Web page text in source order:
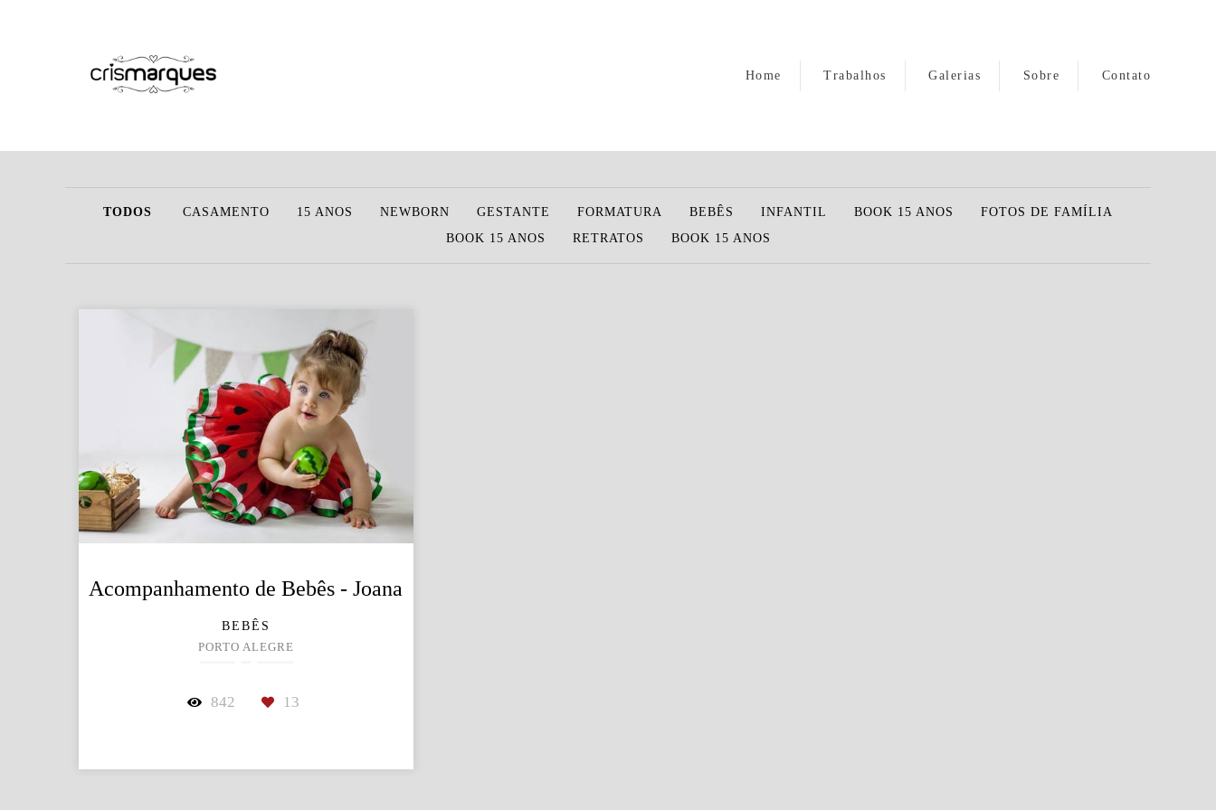
Home Trabalhos Galerias Sobre Contato
TODOS CASAMENTO 15 ANOS NEWBORN GESTANTE FORMATURA BEBÊS INFANTIL BOOK 15 ANOS
FOTOS DE FAMÍLIA
BOOK 15 ANOS
RETRATOS BOOK 15 ANOS
Acompanhamento de Bebês - Joana
BEBÊS
PORTO ALEGRE
842 13